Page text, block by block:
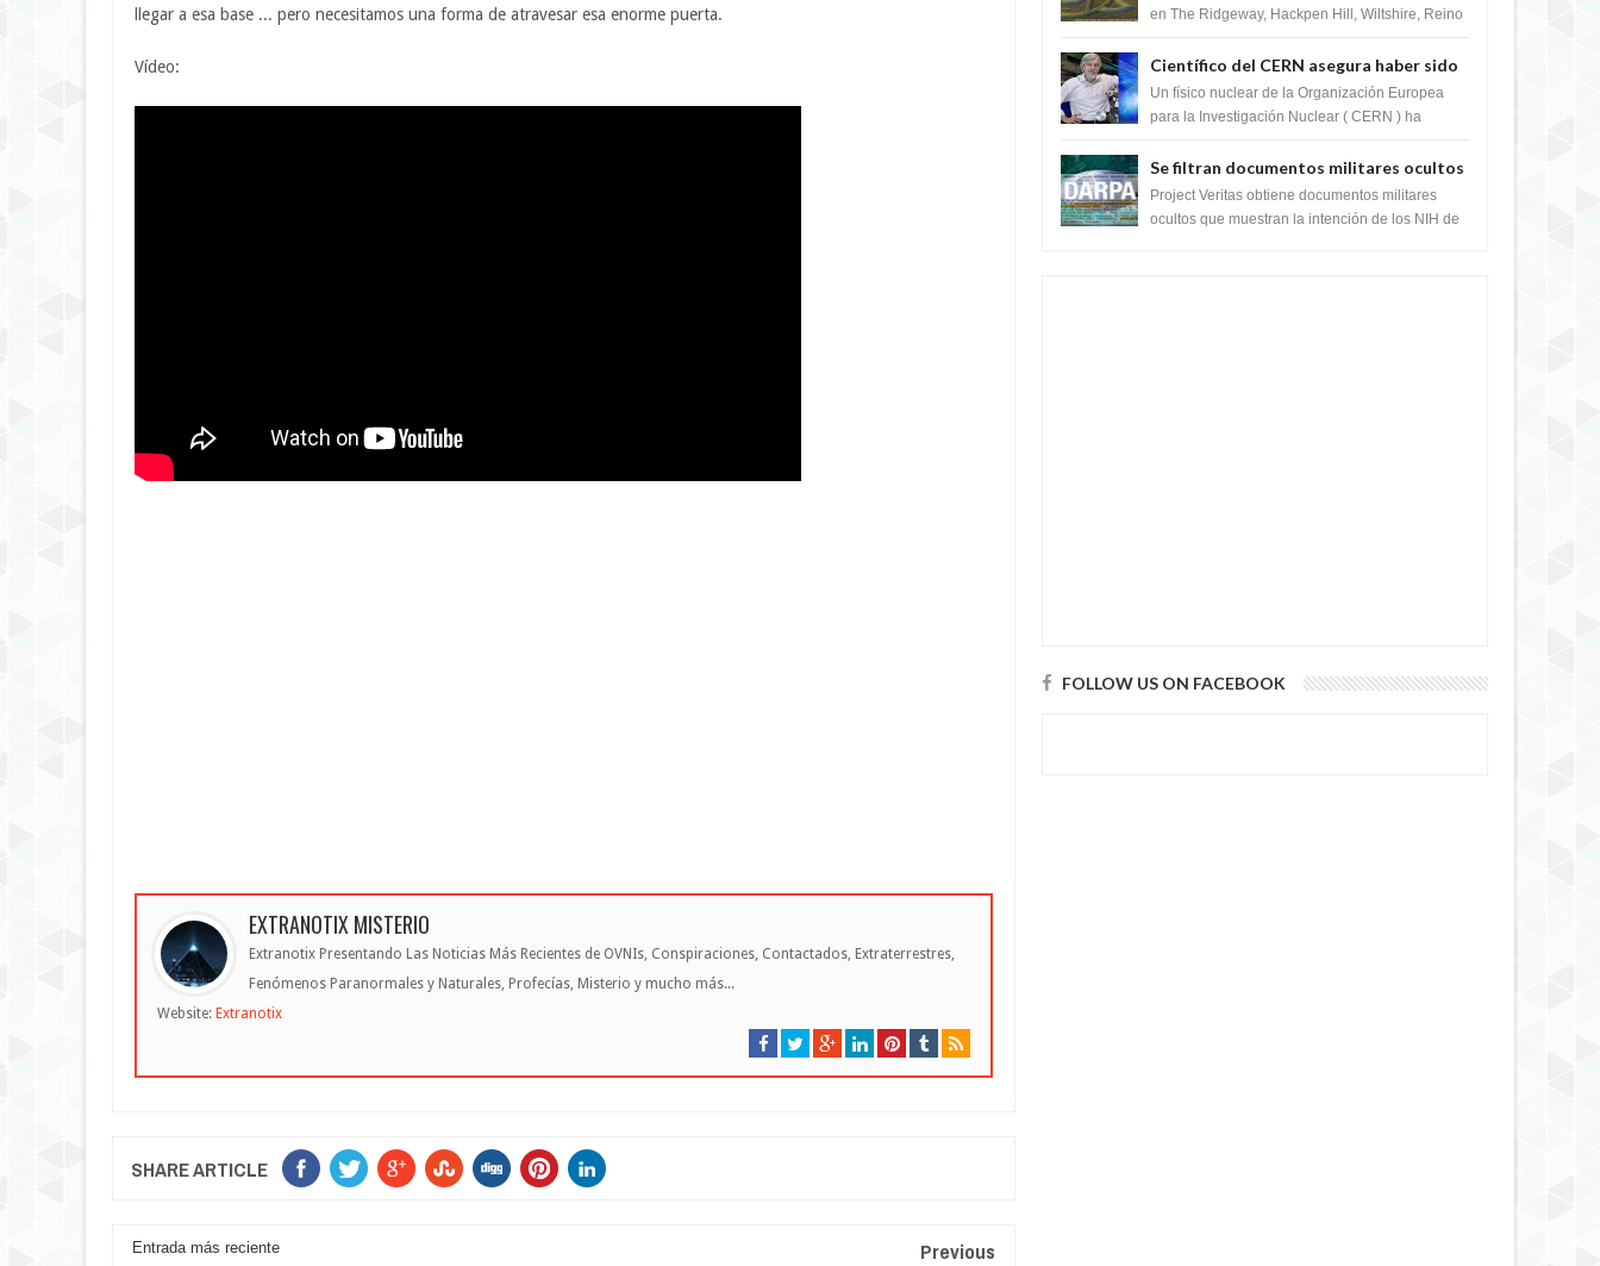
llegar a esa base ... pero necesitamos una forma de atravesar esa enorme puerta.
Vídeo:
EXTRANOTIX MISTERIO
Extranotix Presentando Las Noticias Más Recientes de OVNIs, Conspiraciones, Contactados, Extraterrestres,
Fenómenos Paranormales y Naturales, Profecías, Misterio y mucho más...
Website: Extranotix
SHARE ARTICLE
Entrada más reciente Previous
en The Ridgeway, Hackpen Hill, Wiltshire, Reino
Científico del CERN asegura haber sido
ayudado por seres de luz durante una
prueba del Colisionador de Hadrones
Un físico nuclear de la Organización Europea
para la Investigación Nuclear ( CERN ) ha
corazó...
Se filtran documentos militares ocultos
que muestran la intención de los NIH de
crear el SARS-CoV-2, utilizando la
Project Veritas obtiene documentos militares
ocultos que muestran la intención de los NIH de
FOLLOW US ON FACEBOOK